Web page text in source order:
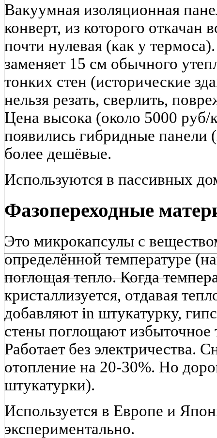
Вакуумная изоляционная
конверт, из которого откачан
почти нулевая (как у
заменяет 15 см обычного
тонких стен (исторические
нельзя резать, сверлить,
Цена высока (около 5000 руб/
появились гибридные панели
более дешёвые.
Используются в пассивных
Фазопереходные
Это микрокапсулы с
определённой температуре
поглощая тепло. Когда
кристаллизуется, отдавая
добавляют in штукатурку,
стены поглощают избыточное
Работает без электричества.
отопление на 20-30%. Но
штукатурки).
Используется в Европе и
экспериментально.